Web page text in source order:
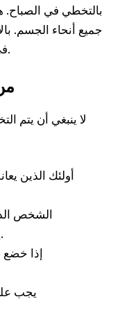
بالتخطي في الصباح.
جميع أنحاء الجسم.
في المساء. كلتا الحالتين أفضل للتخطي.
لا ينبغي أن يتم
أولئك الذين
الشخص
يمكن أن يؤدي إلى مشكلة في التنفس.
إذا
يجب